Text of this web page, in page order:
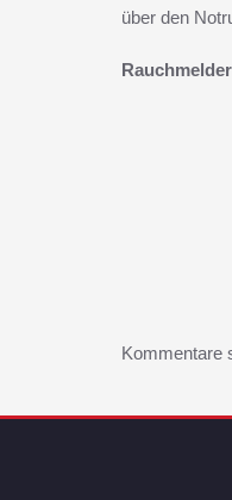
über den
Kommentare